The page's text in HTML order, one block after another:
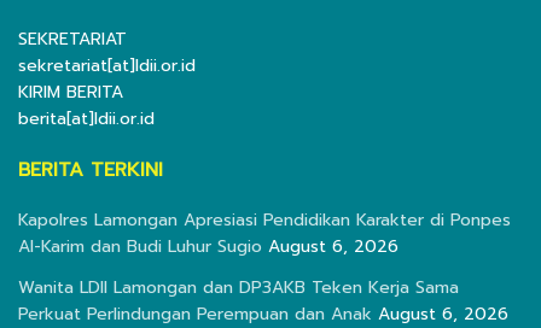
SEKRETARIAT
sekretariat[at]ldii.or.id
KIRIM BERITA
berita[at]ldii.or.id
BERITA TERKINI
Kapolres Lamongan Apresiasi Pendidikan Karakter di Ponpes
Al-Karim dan Budi Luhur Sugio August 6, 2026
Wanita LDII Lamongan dan DP3AKB Teken Kerja Sama
Perkuat Perlindungan Perempuan dan Anak August 6, 2026